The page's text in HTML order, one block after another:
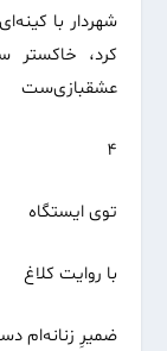
شهردار با
کرد،
عشقبازی‌ست
۴
توی ایستگاه
با روایت کلاغ
ضمیرِ زنانه‌ام